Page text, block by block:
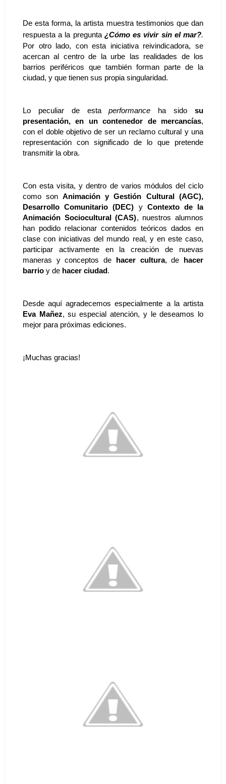
De esta forma, la artista muestra testimonios que dan
respuesta a la pregunta ¿Cómo es vivir sin el mar?.
Por otro lado, con esta iniciativa reivindicadora, se
acercan al centro de la urbe las realidades de los
barrios periféricos que también forman parte de la
ciudad, y que tienen sus propia singularidad.
Lo peculiar de esta performance ha sido su
presentación, en un contenedor de mercancías,
con el doble objetivo de ser un reclamo cultural y una
representación con significado de lo que pretende
transmitir la obra.
Con esta visita, y dentro de varios módulos del ciclo
como son Animación y Gestión Cultural (AGC),
Desarrollo Comunitario (DEC) y Contexto de la
Animación Sociocultural (CAS), nuestros alumnos
han podido relacionar contenidos teóricos dados en
clase con iniciativas del mundo real, y en este caso,
participar activamente en la creación de nuevas
maneras y conceptos de
hacer cultura, de
hacer
barrio y de hacer ciudad .
Eva Mañez, su especial atención, y le deseamos lo
mejor para próximas ediciones.
¡Muchas gracias!